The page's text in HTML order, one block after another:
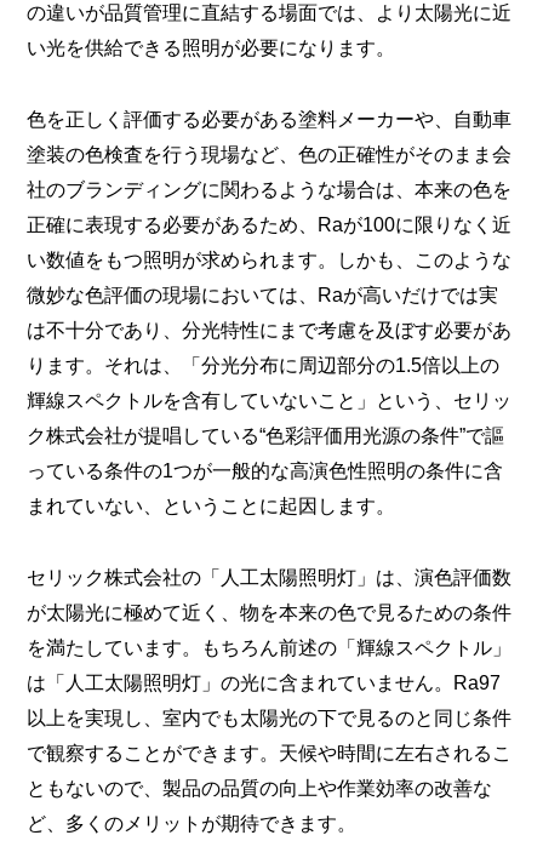
の違いが品質管理に直結する場面では、より太陽光に近
い光を供給できる照明が必要になります。
色を正しく評価する必要がある塗料メーカーや、自動車
塗装の色検査を行う現場など、色の正確性がそのまま会
社のブランディングに関わるような場合は、本来の色を
正確に表現する必要があるため、Raが100に限りなく近
い数値をもつ照明が求められます。しかも、このような
微妙な色評価の現場においては、Raが高いだけでは実
は不十分であり、分光特性にまで考慮を及ぼす必要があ
ります。それは、「分光分布に周辺部分の1.5倍以上の
輝線スペクトルを含有していないこと」という、セリッ
ク株式会社が提唱している“色彩評価用光源の条件”で謳
っている条件の1つが一般的な高演色性照明の条件に含
まれていない、ということに起因します。
セリック株式会社の「人工太陽照明灯」は、演色評価数
が太陽光に極めて近く、物を本来の色で見るための条件
を満たしています。もちろん前述の「輝線スペクトル」
は「人工太陽照明灯」の光に含まれていません。Ra97
以上を実現し、室内でも太陽光の下で見るのと同じ条件
で観察することができます。天候や時間に左右されるこ
ともないので、製品の品質の向上や作業効率の改善な
ど、多くのメリットが期待できます。